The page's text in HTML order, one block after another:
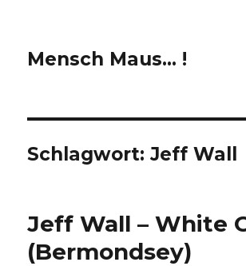
Mensch Maus… !
Schlagwort:Jeff Wall
Jeff Wall – White
(Bermondsey)